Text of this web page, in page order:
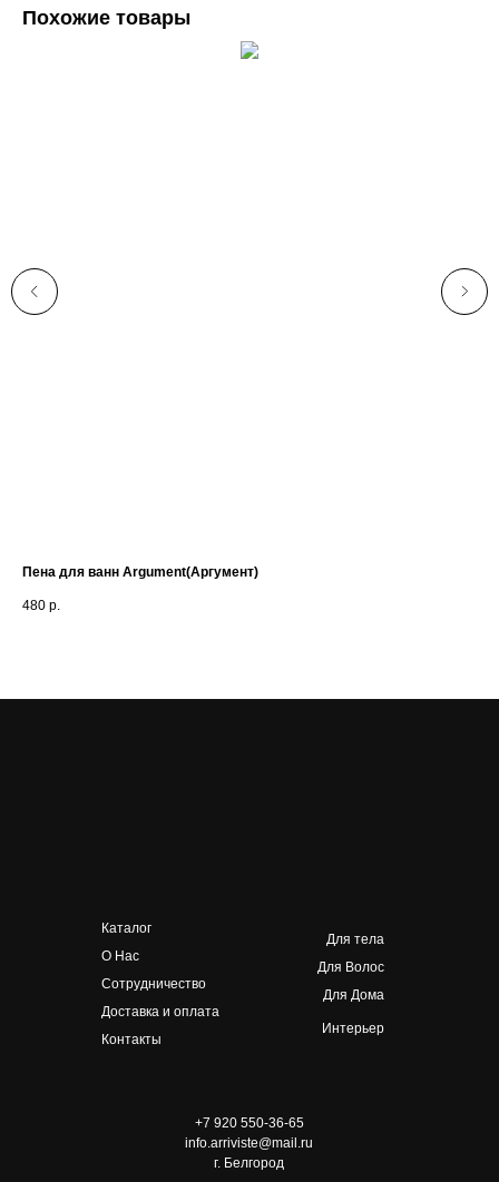
Похожие товары
Пена для ванн Argument(Аргумент)
480 р.
+7 920 550-36-65
info.arriviste@mail.ru
г. Белгород
Для тела
Для Волос
Для Дома
Интерьер
Каталог
О Нас
Сотрудничество
Доставка и оплата
Контакты